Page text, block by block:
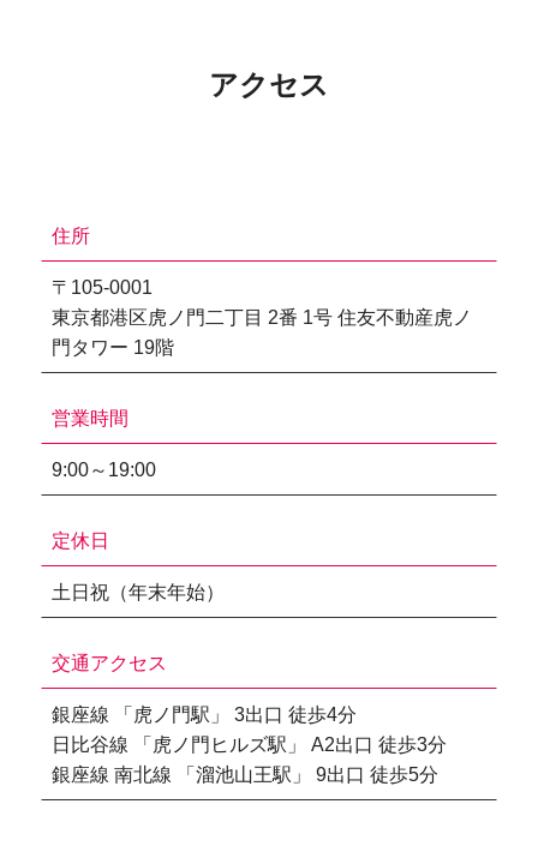
アクセス
住所
〒105-0001
東京都港区虎ノ門二丁目 2番 1号 住友不動産虎ノ
門タワー 19階
営業時間
9:00～19:00
定休日
土日祝（年末年始）
交通アクセス
銀座線 「虎ノ門駅」 3出口 徒歩4分
日比谷線 「虎ノ門ヒルズ駅」 A2出口 徒歩3分
銀座線 南北線 「溜池山王駅」 9出口 徒歩5分